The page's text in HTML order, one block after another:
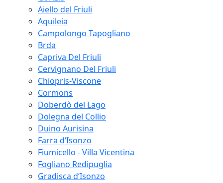
Aiello del Friuli
Aquileia
Campolongo Tapogliano
Brda
Capriva Del Friuli
Cervignano Del Friuli
Chiopris-Viscone
Cormons
Doberdò del Lago
Dolegna del Collio
Duino Aurisina
Farra d‘Isonzo
Fiumicello - Villa Vicentina
Fogliano Redipuglia
Gradisca d‘Isonzo